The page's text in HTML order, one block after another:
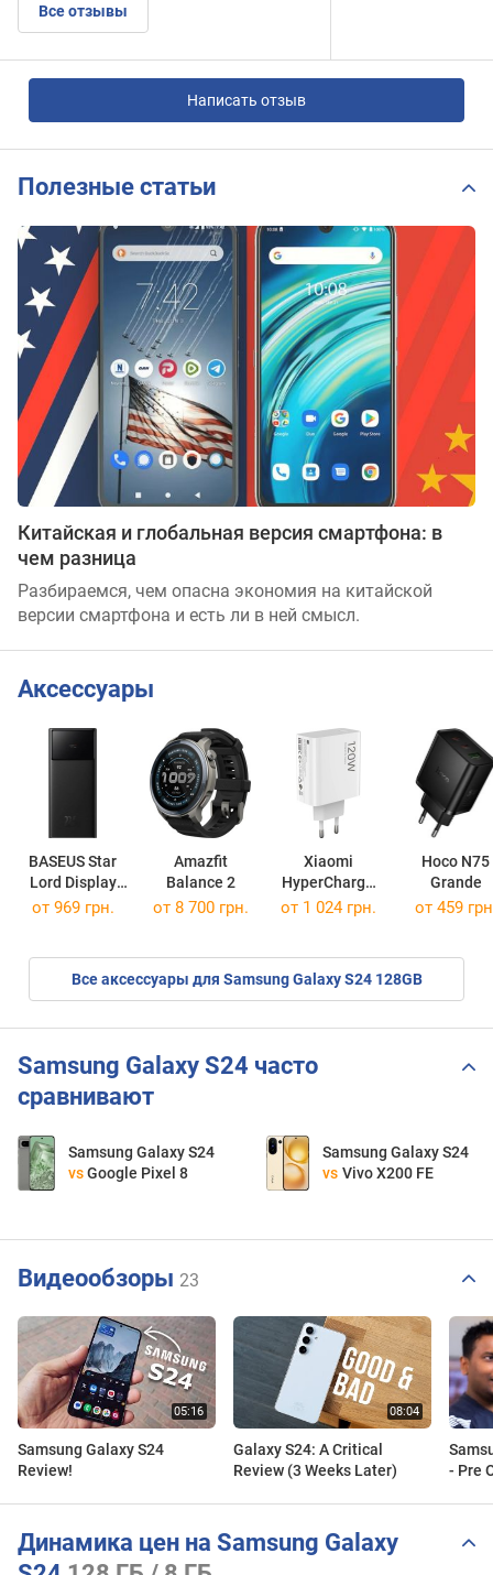
Все отзывы
Написать отзыв
Полезные статьи
Китайская и глобальная версия смартфона: в
чем разница
Разбираемся, чем опасна экономия на китайской
версии смартфона и есть ли в ней смысл.
Аксессуары
BASEUS Star
Lord Display
22.5W 10000
Amazfit
Balance 2
Xiaomi
HyperCharge
Combo 120W
Hoco N75
Grande
от 969 грн. от 8 700 грн. от 1 024 грн. от 459
Все аксессуары для Samsung Galaxy S24 128GB
Samsung Galaxy S24 часто
сравнивают
Samsung Galaxy S24
vs Google Pixel 8
Samsung Galaxy S24
vs Vivo X200 FE
Видеообзоры 23
Samsung Galaxy S24
Review!
Galaxy S24: A Critical
Review (3 Weeks Later)
- Pre
Динамика цен на Samsung Galaxy